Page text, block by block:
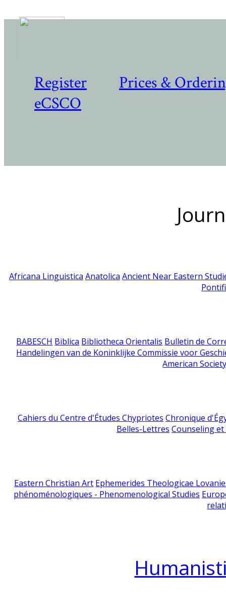
Register
Prices &
eCSCO
Africana Linguistica Anatolica Ancient Near Eastern
BABESCH Biblica Bibliotheca Orientalis Bulletin de
Handelingen van de Koninklijke Commissie voor
American
Cahiers du Centre d'Études Chypriotes Chronique
Belles-Lettres Counseling
Eastern Christian Art Ephemerides Theologicae
phénoménologiques - Phenomenological Studies